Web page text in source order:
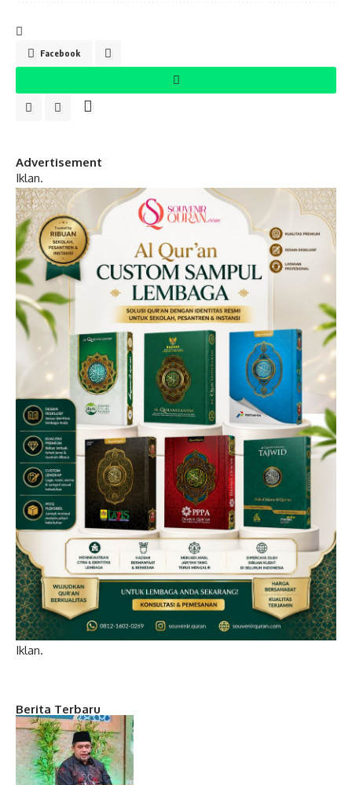
Facebook
Advertisement
Iklan.
Iklan.
Berita Terbaru